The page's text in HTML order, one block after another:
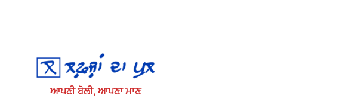
ਆਪਣੀ ਬੋਲੀ, ਆਪਣਾ ਮਾਣ